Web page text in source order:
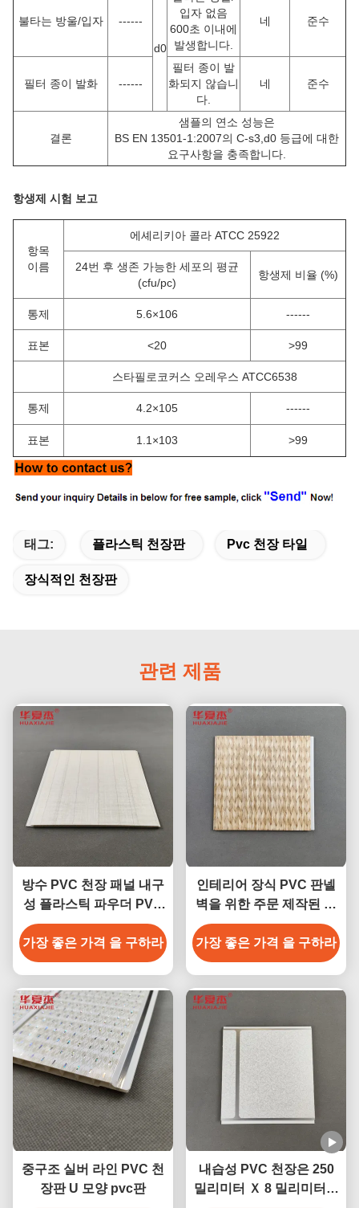
불타는 방울/입자 ------
d0
입자 없음
600초 이내에
발생합니다.
네 준수
필터 종이 발화 ------
필터 종이 발
화되지 않습니
다.
네 준수
결론
샘플의 연소 성능은
BS EN 13501-1:2007의 C-s3,d0 등급에 대한
요구사항을 충족합니다.
항생제 시험 보고
항목
이름
에셰리키아 콜라 ATCC 25922
24번 후 생존 가능한 세포의 평균
(cfu/pc)
항생제 비율 (%)
통제 5.6×106 ------
표본 <20 >99
스타필로코커스 오레우스 ATCC6538
통제 4.2×105 ------
표본 1.1×103 >99
태그: 플라스틱 천장판 Pvc 천장 타일
장식적인 천장판
관련 제품
방수 PVC 천장 패널 내구
성 플라스틱 파우더 PVC
벽 패널 내부 벽 장식용
250*5 크기
가장 좋은 가격 을 구하라
인테리어 장식 PVC 판넬
벽을 위한 주문 제작된 길
이 PVC 천장 패널
가장 좋은 가격 을 구하라
중구조 실버 라인 PVC 천
장판 U 모양 pvc판
내습성 PVC 천장은 250
밀리미터 Ｘ 8 밀리미터에